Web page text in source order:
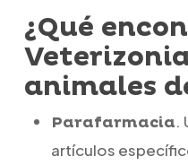
¿Qué
animales
Parafarmacia.
artículos